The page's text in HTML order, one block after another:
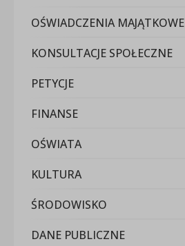
OŚWIADCZENIA MAJĄTKOWE
KONSULTACJE SPOŁECZNE
PETYCJE
FINANSE
OŚWIATA
KULTURA
ŚRODOWISKO
DANE PUBLICZNE